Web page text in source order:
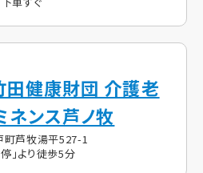
健康財団 介護老
ンス芦ノ牧
町芦牧湯平527-1
」より徒歩5分